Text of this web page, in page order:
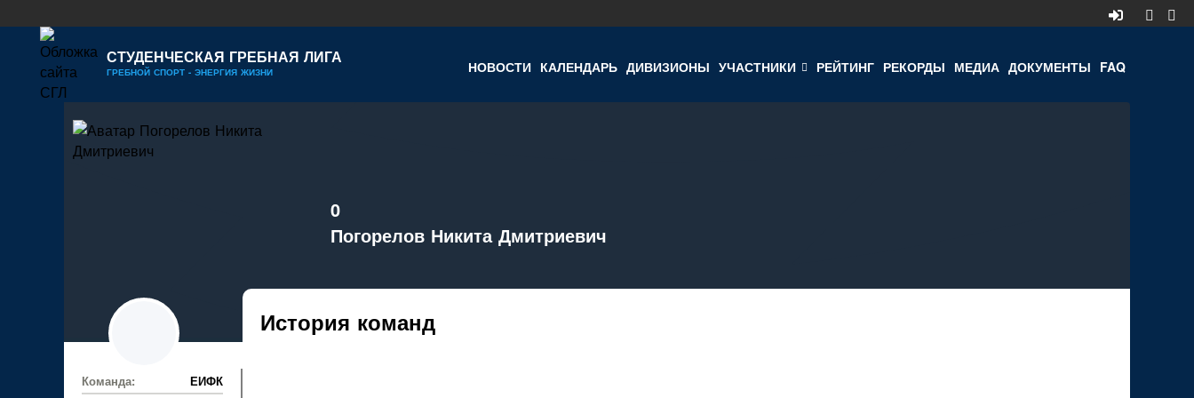
СТУДЕНЧЕСКАЯ ГРЕБНАЯ ЛИГА
ГРЕБНОЙ СПОРТ - ЭНЕРГИЯ ЖИЗНИ НОВОСТИ КАЛЕНДАРЬ ДИВИЗИОНЫ УЧАСТНИКИ РЕЙТИНГ РЕКОРДЫ МЕДИА ДОКУМЕНТЫ FAQ
0
Погорелов Никита Дмитриевич
Команда:
ЕИФК
История команд